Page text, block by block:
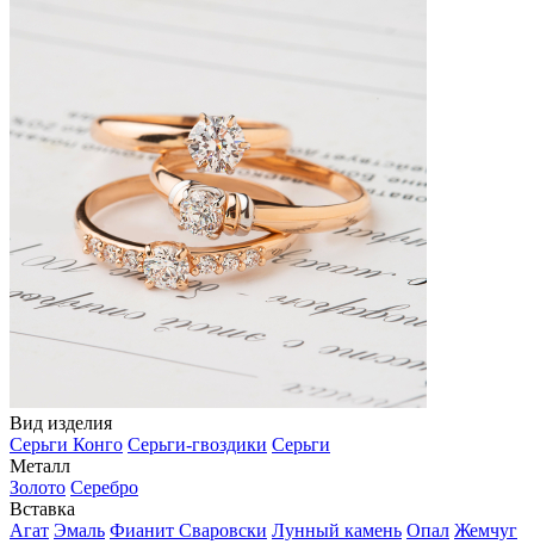
Вид изделия
Серьги Конго Серьги-гвоздики Серьги
Металл
Золото Серебро
Вставка
Агат Эмаль Фианит Сваровски Лунный камень Опал Жемчуг